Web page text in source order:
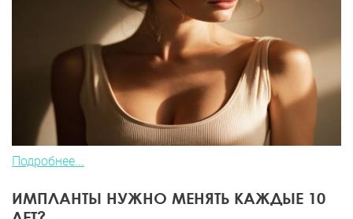
Подробнее...
ИМПЛАНТЫ НУЖНО МЕНЯТЬ КАЖДЫЕ 10